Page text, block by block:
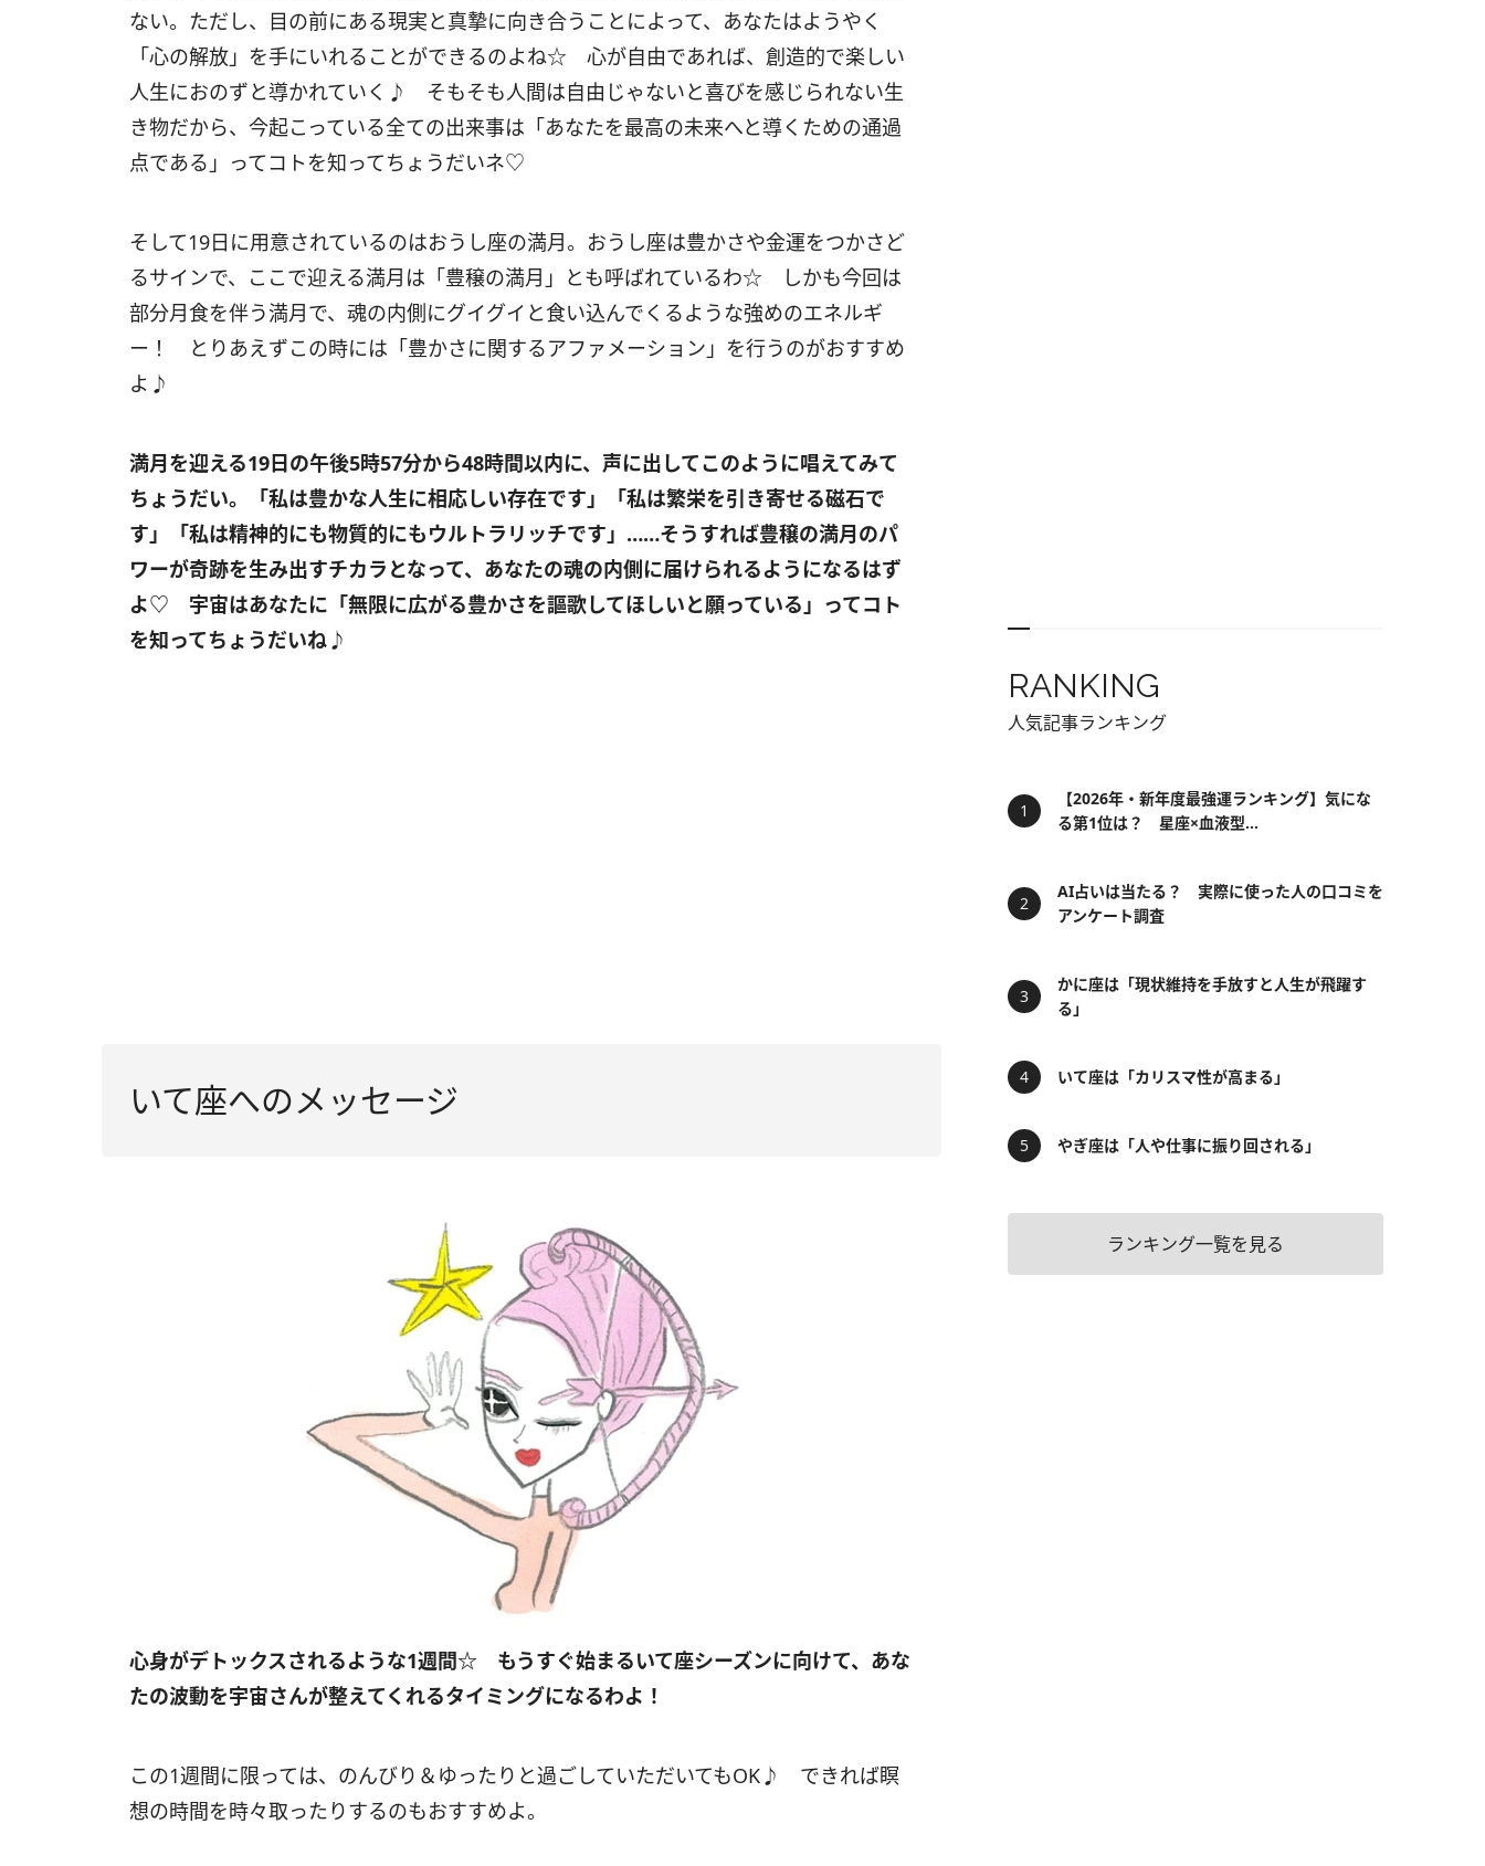
ない。ただし、目の前にある現実と真摯に向き合うことによって、あなたはようやく
「心の解放」を手にいれることができるのよね☆ 心が自由であれば、創造的で楽しい
人生におのずと導かれていく♪ そもそも人間は自由じゃないと喜びを感じられない生
き物だから、今起こっている全ての出来事は「あなたを最高の未来へと導くための通過
点である」ってコトを知ってちょうだいネ♡
そして19日に用意されているのはおうし座の満月。おうし座は豊かさや金運をつかさど
るサインで、ここで迎える満月は「豊穣の満月」とも呼ばれているわ☆ しかも今回は
部分月食を伴う満月で、魂の内側にグイグイと食い込んでくるような強めのエネルギ
ー！ とりあえずこの時には「豊かさに関するアファメーション」を行うのがおすすめ
よ♪
満月を迎える19日の午後5時57分から48時間以内に、声に出してこのように唱えてみて
ちょうだい。
「私は豊かな人生に相応しい存在です」「私は繁栄を引き寄せる磁石で
す」「私は精神的にも物質的にもウルトラリッチです」……そうすれば豊穣の満月のパ
ワーが奇跡を生み出すチカラとなって、あなたの魂の内側に届けられるようになるはず
よ♡ 宇宙はあなたに「無限に広がる豊かさを謳歌してほしいと願っている」ってコト
を知ってちょうだいね♪
いて座へのメッセージ
心身がデトックスされるような1週間☆ もうすぐ始まるいて座シーズンに向けて、あな
たの波動を宇宙さんが整えてくれるタイミングになるわよ！
この1週間に限っては、のんびり＆ゆったりと過ごしていただいてもOK♪ できれば瞑
想の時間を時々取ったりするのもおすすめよ。
RANKING
人気記事ランキング
【2026年・新年度最強運ランキング】気にな
る第1位は？ 星座×血液型...
AI占いは当たる？ 実際に使った人の口コミを
アンケート調査
かに座は「現状維持を手放すと人生が飛躍す
る」
いて座は「カリスマ性が高まる」
やぎ座は「人や仕事に振り回される」
ランキング一覧を見る